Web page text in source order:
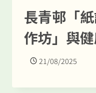
長青邨「
作坊」與
21/08/2025